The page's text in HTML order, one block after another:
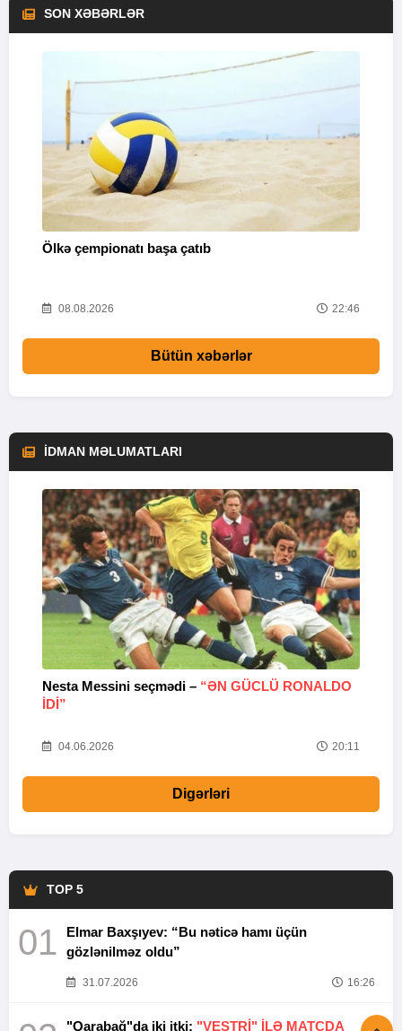
SON XƏBƏRLƏR
Ölkə çempionatı başa çatıb
08.08.2026 22:46
Bütün xəbərlər
İDMAN MƏLUMATLARI
Nesta Messini seçmədi – “ƏN GÜCLÜ RONALDO
IDI”
04.06.2026 20:11
Digərləri
TOP 5
01
Elmar Baxşıyev: “Bu nəticə hamı üçün
gözlənilməz oldu”
31.07.2026 16:26
"Qarabağ"da iki itki: "VESTRİ" İLƏ MATÇDA